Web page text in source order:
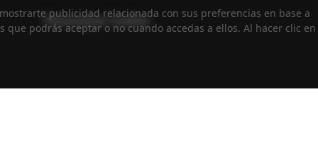
Personalizar Cookies
publicidad relacionada con sus preferencias en base a
podrás aceptar o no cuando accedas a ellos. Al hacer clic en